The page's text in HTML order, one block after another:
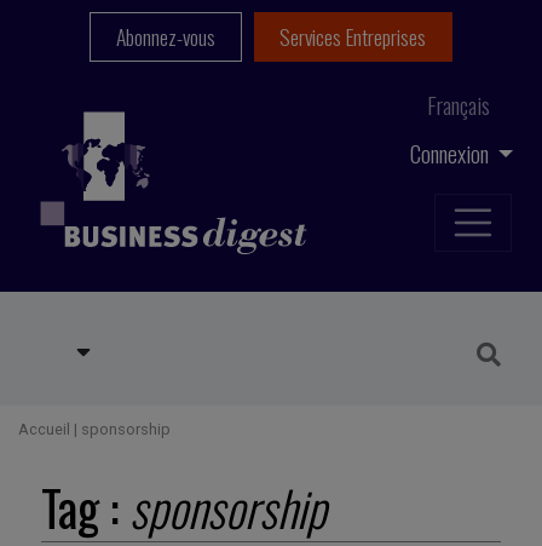
Connexion
Français
Abonnez-vous Services Entreprises
Accueil | sponsorship
Tag :sponsorship